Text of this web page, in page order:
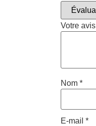
Votre avis
Nom *
E-mail *